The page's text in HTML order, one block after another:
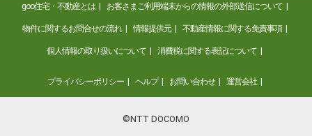
goo住宅・不動産とは お客さまご利用端末からの情報の外部送信について
物件に関するお問合せの流れ 情報提供元 不動産情報に関する免責事項
個人情報の取り扱いについて 消費税に関する表記について
プライバシーポリシー ヘルプ お問い合わせ 運営会社
©NTT DOCOMO